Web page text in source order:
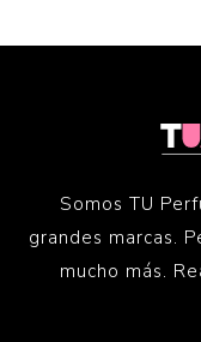
Somos TU
grandes marcas.
mucho más.